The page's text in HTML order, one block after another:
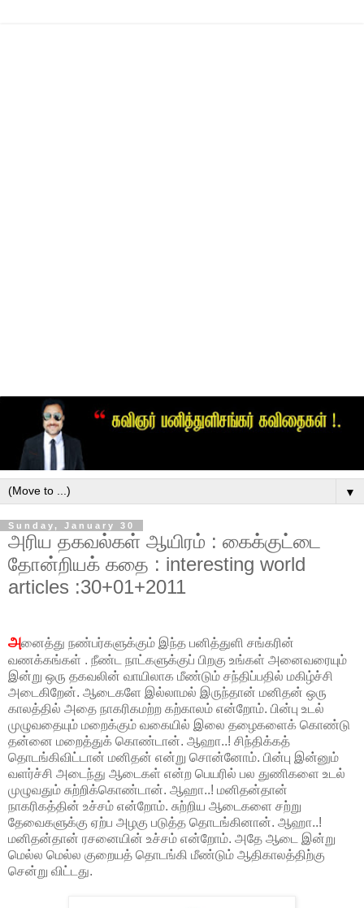
▼
Sunday, January 30
அரிய தகவல்கள் ஆயிரம் : கைக்குட்டை
தோன்றியக் கதை : interesting world
articles :30+01+2011
அனைத்து நண்பர்களுக்கும் இந்த பனித்துளி சங்கரின்
வணக்கங்கள் . நீண்ட நாட்களுக்குப் பிறகு உங்கள் அனைவரையும்
இன்று ஒரு தகவலின் வாயிலாக மீண்டும் சந்திப்பதில் மகிழ்ச்சி
அடைகிறேன். ஆடைகளே இல்லாமல் இருந்தான் மனிதன் ஒரு
காலத்தில் அதை நாகரிகமற்ற கற்காலம் என்றோம். பின்பு உடல்
முழுவதையும் மறைக்கும் வகையில் இலை தழைகளைக் கொண்டு
தன்னை மறைத்துக் கொண்டான். ஆஹா..! சிந்திக்கத்
தொடங்கிவிட்டான் மனிதன் என்று சொன்னோம். பின்பு இன்னும்
வளர்ச்சி அடைந்து ஆடைகள் என்ற பெயரில் பல துணிகளை உடல்
முழுவதும் சுற்றிக்கொண்டான். ஆஹா..! மனிதன்தான்
நாகரிகத்தின் உச்சம் என்றோம். சுற்றிய ஆடைகளை சற்று
தேவைகளுக்கு ஏற்ப அழகு படுத்த தொடங்கினான். ஆஹா..!
மனிதன்தான் ரசனையின் உச்சம் என்றோம். அதே ஆடை இன்று
மெல்ல மெல்ல குறையத் தொடங்கி மீண்டும் ஆதிகாலத்திற்கு
சென்று விட்டது.